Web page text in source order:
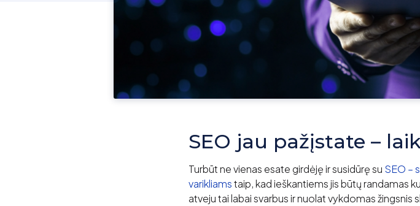
SEO jau pažįstate –
Turbūt ne vienas esate girdėję ir susidūrę su SEO –
varikliamstaip, kad ieškantiems jis būtų randamas
atveju tai labai svarbus ir nuolat vykdomas žingsnis